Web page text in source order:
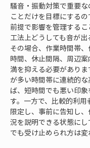
騒音・振動対策で重要
ことだけを目標にする
前提で影響を管理する
工法上どうしても音が出
その場合、作業時間帯
時間、休止間隔、周辺
満を抑える必要があり
が多い時間帯に連続的
ば、短時間でも悪い印
す。一方で、比較的利
限定し、事前に告知し
況を説明できる状態に
でも受け止められ方は変